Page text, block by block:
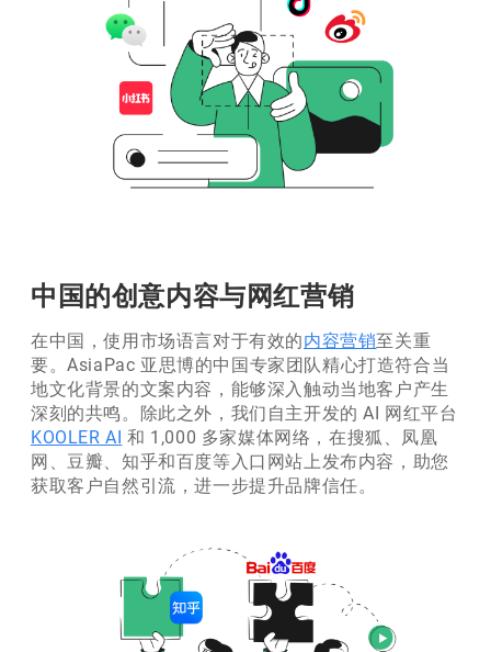
中国的创意内容与网红营销
在中国，使用市场语言对于有效的内容营销至关重
要。AsiaPac 亚思博的中国专家团队精心打造符合当
地文化背景的文案内容，能够深入触动当地客户产生
深刻的共鸣。除此之外，我们自主开发的 AI 网红平台
KOOLER AI 和 1,000 多家媒体网络，在搜狐、凤凰
网、豆瓣、知乎和百度等入口网站上发布内容，助您
获取客户自然引流，进一步提升品牌信任。